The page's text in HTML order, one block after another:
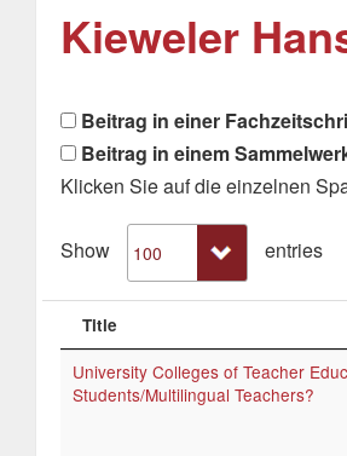
Kieweler
Beitrag in einer
Beitrag in einem
Klicken Sie auf die einzelnen
Show entries
Title
University Colleges of Teacher
Students/Multilingual Teachers?